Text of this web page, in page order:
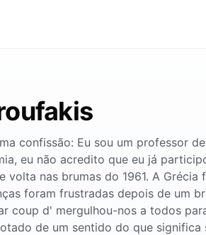
confissão: Eu sou um professor
eu não acredito que eu já
volta nas brumas do 1961. A
foram frustradas depois de um
coup d' mergulhou-nos a todos
de um sentido do que